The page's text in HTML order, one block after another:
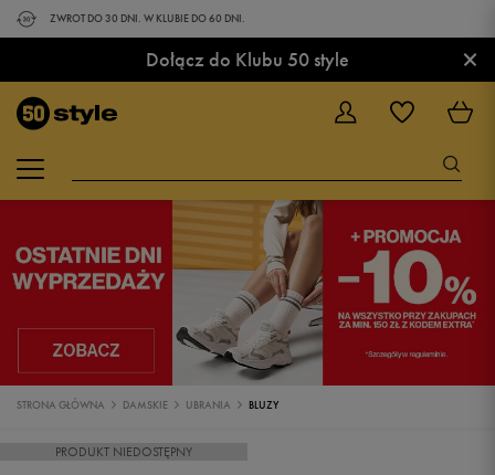
ZWROT DO 30 DNI. W KLUBIE DO 60 DNI.
Dołącz do Klubu 50 style ×
STRONA GŁÓWNA DAMSKIE UBRANIA BLUZY
PRODUKT NIEDOSTĘPNY